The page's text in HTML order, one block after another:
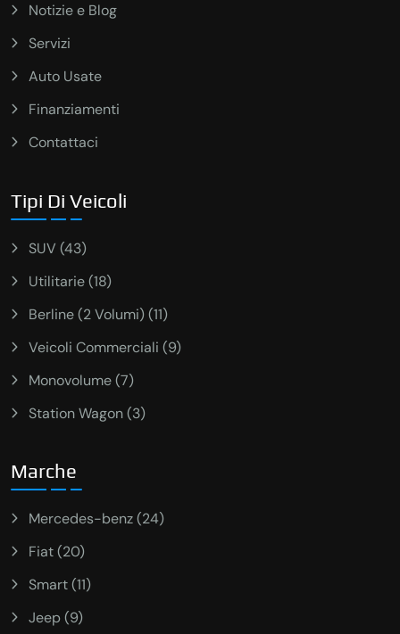
Notizie e Blog
Servizi
Auto Usate
Finanziamenti
Contattaci
Tipi Di Veicoli
SUV (43)
Utilitarie (18)
Berline (2 Volumi) (11)
Veicoli Commerciali (9)
Monovolume (7)
Station Wagon (3)
Marche
Mercedes-benz (24)
Fiat (20)
Smart (11)
Jeep (9)